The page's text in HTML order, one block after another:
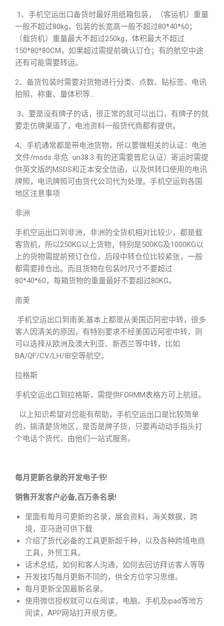
1、手机空运出口备货时最好用纸箱包装，（客运机）重量
一般不超过80kg，包装的长宽高一般不超过80*40*60；
（载货机）重量最大不超过250kg，体积最大不超过
150*80*80CM，如果超过需提前确认订仓；有的航空中途
还有可能需要转运。
2、备货包装时需要对货物进行分类、点数、贴标签、电讯
拍照、称重、量体积等…
3、要是没有牌子的话，很正常的就可以出口，有牌子的就
要走仿牌渠道了，电池资料一般货代商都有提供。
4、手机通常都是带电池货物，所以要做相关的认证：电池
文件/msds 非危 un38.3 有的还需要普尼认证）寄运时需提
供英文版的MSDS和正本安全信函，以及供转口使用的电讯
牌照，电讯牌照可由货代公司代为处理。手机空运到各国
地区注意事项
非洲
手机空运出口到非洲，非洲的全货机相对比较少，都是载
客货机，所以250KG以上货物，特别是500KG及1000KG以
上的货物需提前预订仓位，后段中转仓位比较紧张，一般
都需要排仓出。而且货物在包装时尺寸不要超过
80*40*60，每箱货物的重量最好不要超过80KG。
南美
手机空运出口到南美,基本上都是从美国迈阿密中转，很多
客人因清关的原因，有特别要求不经美国迈阿密中转，则
可以选择从欧洲及澳大利亚、新西兰等中转，比如
BA/QF/CV/LH/IB空等航空。
拉格斯
手机空运出口到拉格斯，需提供FORMM表格方可上航班。
以上知识希望对您能有帮助，手机空运出口是比较简单
的，搞清楚货地区，是否是牌子货，只要再动动手指头打
个电话个货代，由他们一站式服务。
每月更新名录的开发电子书!
销售开发客户必备,百万条名录!
里面有每月可更新的名录，展会资料，海关数据，跨
境，亚马逊可供下载
介绍了货代必备的工具更新超千种，以及各种跨境电商
工具，外贸工具。
话术总结，如何和客人沟通，如何去回访拜访客人等等
开发技巧每月更新不同的，供全方位学习思维。
每月更新全国最新名录。
使用微信授权就可以在阅读，电脑、手机及ipad等地方
阅读，APP网站打开很方便。